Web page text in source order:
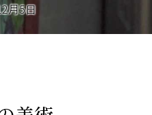
月5日